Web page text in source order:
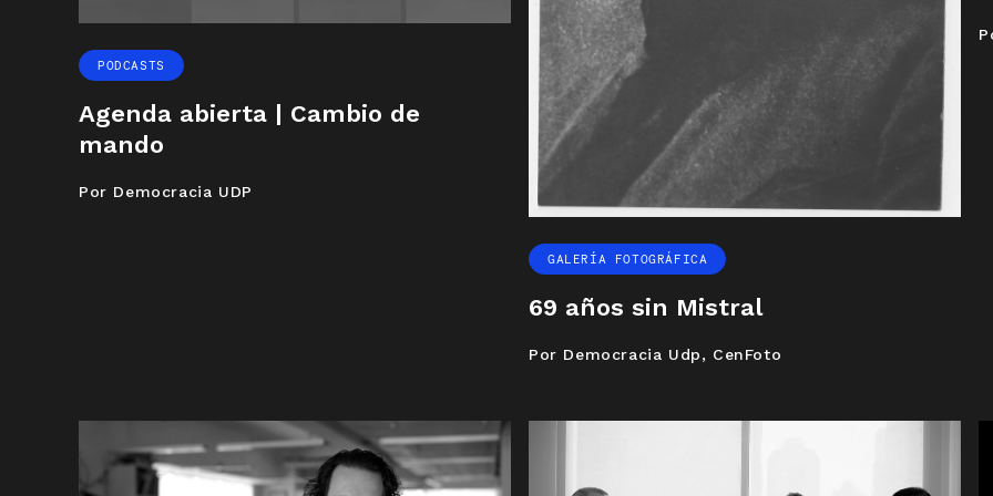
PODCASTS
Agenda abierta | Cambio de
mando
Por Democracia UDP
GALERÍA FOTOGRÁFICA
69 años sin Mistral
Por Democracia Udp, CenFoto